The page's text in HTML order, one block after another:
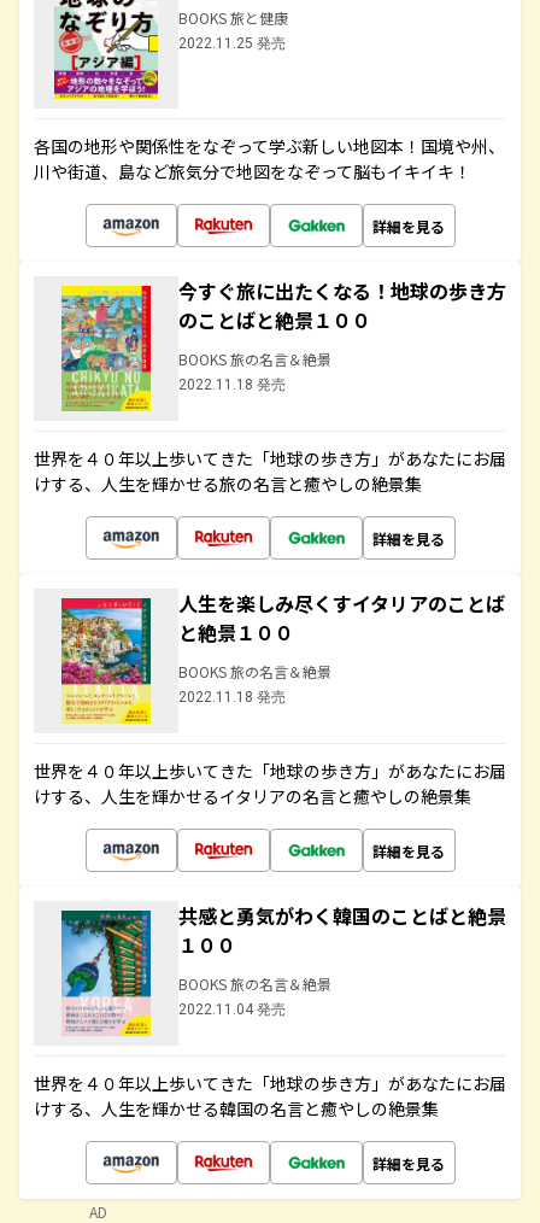
BOOKS 旅と健康
2022.11.25 発売
各国の地形や関係性をなぞって学ぶ新しい地図本！国境や州、
川や街道、島など旅気分で地図をなぞって脳もイキイキ！
詳細を見る
今すぐ旅に出たくなる！地球の歩き方
のことばと絶景１００
BOOKS 旅の名言＆絶景
2022.11.18 発売
世界を４０年以上歩いてきた「地球の歩き方」があなたにお届
けする、人生を輝かせる旅の名言と癒やしの絶景集
詳細を見る
人生を楽しみ尽くすイタリアのことば
と絶景１００
BOOKS 旅の名言＆絶景
2022.11.18 発売
世界を４０年以上歩いてきた「地球の歩き方」があなたにお届
けする、人生を輝かせるイタリアの名言と癒やしの絶景集
詳細を見る
共感と勇気がわく韓国のことばと絶景
１００
BOOKS 旅の名言＆絶景
2022.11.04 発売
世界を４０年以上歩いてきた「地球の歩き方」があなたにお届
けする、人生を輝かせる韓国の名言と癒やしの絶景集
詳細を見る
AD